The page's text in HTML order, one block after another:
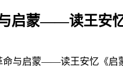
启蒙——读王安